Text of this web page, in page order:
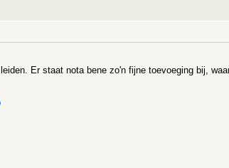
Er staat nota bene zo'n fijne toevoeging bij,